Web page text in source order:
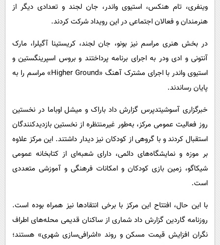
وینفری، تام هنکس، استیوی واندر، جان لجند و تعدادی دیگر از
هنرمندان و فعالان اجتماعی در این رویداد شرکت کردند.
در بخش هنری مراسم نیز بونو، جان لجند، کریستینا آگیلرا، مارک
آنتونی و ادی ودر به اجرای برنامه پرداختند و بروس اسپرینگستین و
استیوی واندر با اجرای مشترک آهنگ «Higher Ground» مراسم را به
پایان رساندند.
خبرگزاری آسوشیتدپرس گزارش داد باراک و میشل اوباما در نخستین
روز فعالیت عمومی مرکز، به‌طور غیرمنتظره از نخستین بازدیدکنندگان
استقبال کردند و با گروهی از کودکان نیز دیدار داشتند. این مرکز علاوه
بر موزه و نمایشگاه‌های دائمی، دارای شعبه‌ای از کتابخانه عمومی
شیکاگو، زمین بازی کودکان و امکانات فرهنگی و آموزشی متعددی
است.
با این حال، افتتاح این مرکز با برخی انتقادها نیز همراه بوده است.
روزنامه گاردین گزارش داد شماری از ساکنان قدیمی محله‌های اطراف
نگران افزایش قیمت مسکن و روند «اشرافی‌سازی شهری» هستند؛